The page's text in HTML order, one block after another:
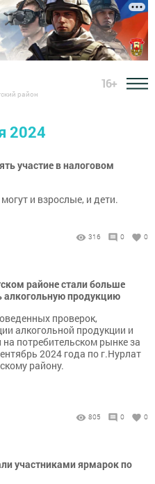
район
16+
2024
участие в налоговом
и взрослые, и дети.
316 0 0
районе стали больше
алкогольную продукцию
проверок,
алкогольной продукции и
на потребительском рынке за
2024 года по г.Нурлат
району.
805 0 0
участниками ярмарок по